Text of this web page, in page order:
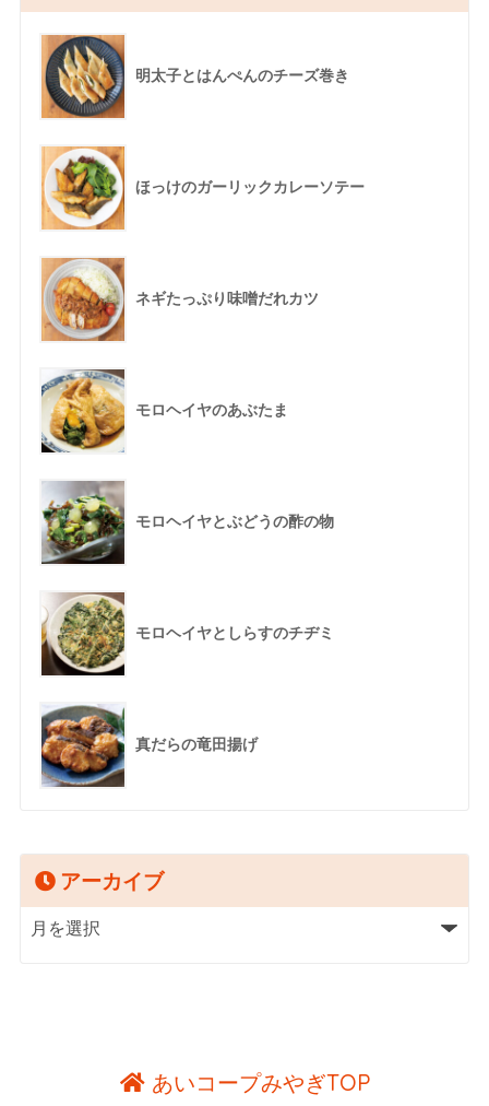
明太子とはんぺんのチーズ巻き
ほっけのガーリックカレーソテー
ネギたっぷり味噌だれカツ
モロヘイヤのあぶたま
モロヘイヤとぶどうの酢の物
モロヘイヤとしらすのチヂミ
真だらの竜田揚げ
アーカイブ
あいコープみやぎTOP